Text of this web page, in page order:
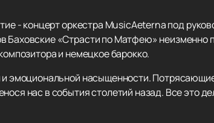
- концерт оркестра MusicAeterna под
Баховские «Страсти по Матфею» неизменно
и немецкое барокко.
эмоциональной насыщенности.
нас в события столетий назад. Все это